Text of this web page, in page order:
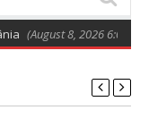
(August 8, 2026 6:02 am)